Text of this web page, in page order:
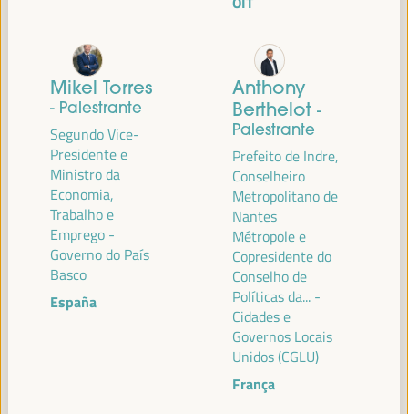
da economia social e solidária, emprego e trabalho decente e a
como alianças multiníveis, políticas globais, nacionais e
descentralizadas (regionais-locais).
Leia a nota conceitual
PALESTRANTES
MARÍA JESÚS MONTERO CUADRADO
Primeira Vice-Presidente e Ministra das Finanças -
Mikel Torres
- Palestrante
Segundo Vice-
Presidente e
Ministro da
Economia,
Trabalho e
Emprego -
Governo do País
Basco
España
Anthony
Berthelot -
Palestrante
Prefeito de Indre,
Conselheiro
Metropolitano de
Nantes
Métropole e
Copresidente do
Conselho de
Políticas da... -
Cidades e
Governos Locais
Unidos (CGLU)
França